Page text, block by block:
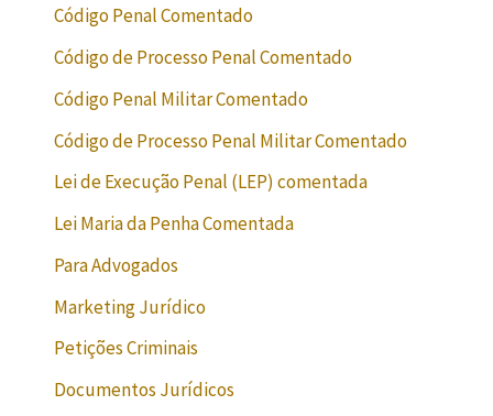
Código Penal Comentado
Código de Processo Penal Comentado
Código Penal Militar Comentado
Código de Processo Penal Militar Comentado
Lei de Execução Penal (LEP) comentada
Lei Maria da Penha Comentada
Para Advogados
Marketing Jurídico
Petições Criminais
Documentos Jurídicos